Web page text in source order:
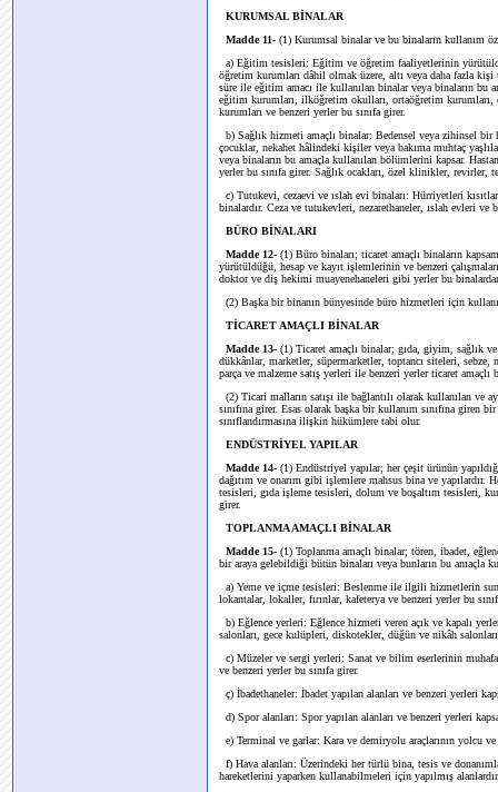
KURUMSAL BİNALAR
Madde 11- (1) Kurumsal binalar ve bu binaların kullanım
a) Eğitim tesisleri: Eğitim ve öğretim faaliyetlerinin
öğretim kurumları dâhil olmak üzere, altı veya daha fazla kişi
süre ile eğitim amacı ile kullanılan binalar veya binaların
eğitim kurumları, ilköğretim okulları, ortaöğretim kurumları,
kurumları ve benzeri yerler bu sınıfa girer.
b) Sağlık hizmeti amaçlı binalar: Bedensel veya zihinsel bir
çocuklar, nekahet hâlindeki kişiler veya bakıma muhtaç
veya binaların bu amaçla kullanılan bölümlerini kapsar.
yerler bu sınıfa girer. Sağlık ocakları, özel klinikler, revirler,
c) Tutukevi, cezaevi ve ıslah evi binaları: Hürriyetleri
binalardır. Ceza ve tutukevleri, nezarethaneler, ıslah evleri ve
BÜRO BİNALARI
Madde 12- (1) Büro binaları; ticaret amaçlı binaların
yürütüldüğü, hesap ve kayıt işlemlerinin ve benzeri
doktor ve diş hekimi muayenehaneleri gibi yerler bu
(2) Başka bir binanın bünyesinde büro hizmetleri için
TİCARET AMAÇLI BİNALAR
Madde 13- (1) Ticaret amaçlı binalar; gıda, giyim, sağlık
dükkânlar, marketler, süpermarketler, toptancı siteleri, sebze,
parça ve malzeme satış yerleri ile benzeri yerler ticaret amaçlı
(2) Ticari malların satışı ile bağlantılı olarak kullanılan ve
sınıfına girer. Esas olarak başka bir kullanım sınıfına giren
sınıflandırmasına ilişkin hükümlere tabi olur.
ENDÜSTRİYEL YAPILAR
Madde 14- (1) Endüstriyel yapılar; her çeşit ürünün
dağıtım ve onarım gibi işlemlere mahsus bina ve
tesisleri, gıda işleme tesisleri, dolum ve boşaltım tesisleri,
girer.
TOPLANMA AMAÇLI BİNALAR
Madde 15- (1) Toplanma amaçlı binalar; tören, ibadet,
bir araya gelebildiği bütün binaları veya bunların bu amaçla
a) Yeme ve içme tesisleri: Beslenme ile ilgili hizmetlerin
lokantalar, lokaller, fırınlar, kafeterya ve benzeri yerler bu
b) Eğlence yerleri: Eğlence hizmeti veren açık ve kapalı
salonları, gece kulüpleri, diskotekler, düğün ve nikâh
c) Müzeler ve sergi yerleri: Sanat ve bilim eserlerinin
ve benzeri yerler bu sınıfa girer.
ç) İbadethaneler: İbadet yapılan alanları ve benzeri yerleri
d) Spor alanları: Spor yapılan alanları ve benzeri yerleri
e) Terminal ve garlar: Kara ve demiryolu araçlarının yolcu
f) Hava alanları: Üzerindeki her türlü bina, tesis ve
hareketlerini yaparken kullanabilmeleri için yapılmış